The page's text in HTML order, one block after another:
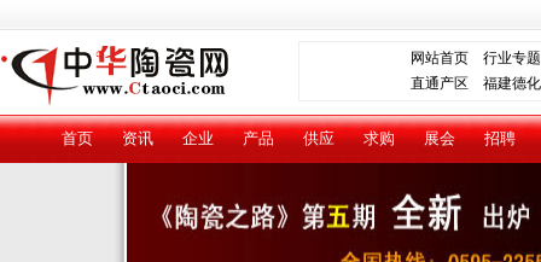
网站首页
行业专题
直通产区 福建德化
首页 资讯 企业 产品 供应 求购 展会 招聘